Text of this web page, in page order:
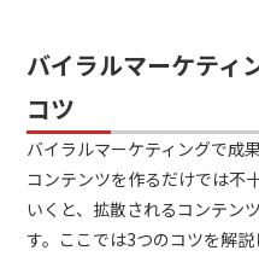
バイラルマーケティ
コツ
バイラルマーケティングで成
コンテンツを作るだけでは不
いくと、拡散されるコンテン
す。ここでは3つのコツを解説